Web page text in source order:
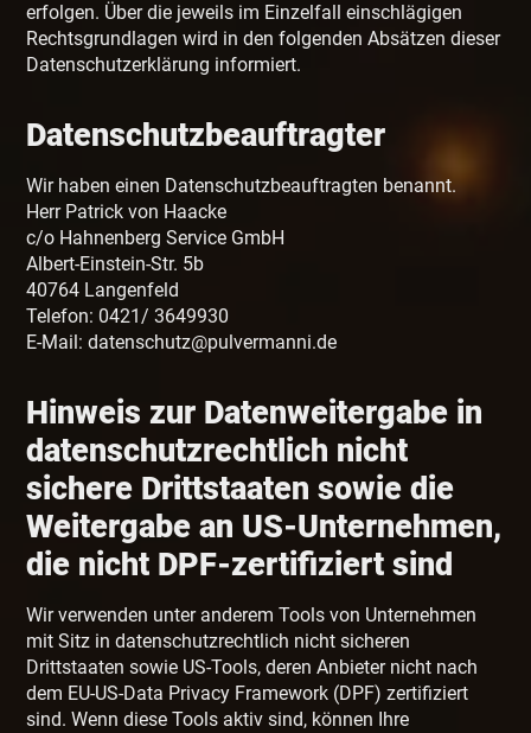
erfolgen. Über die jeweils im Einzelfall einschlägigen
Rechtsgrundlagen wird in den folgenden Absätzen dieser
Datenschutzerklärung informiert.
Datenschutz­beauftragter
Wir haben einen Datenschutzbeauftragten benannt.
Herr Patrick von Haacke
c/o Hahnenberg Service GmbH
Albert-Einstein-Str. 5b
40764 Langenfeld
Telefon: 0421/ 3649930
E-Mail: datenschutz@pulvermanni.de
Hinweis zur Datenweitergabe in
datenschutzrechtlich nicht
sichere Drittstaaten sowie die
Weitergabe an US-Unternehmen,
die nicht DPF-zertifiziert sind
Wir verwenden unter anderem Tools von Unternehmen
mit Sitz in datenschutzrechtlich nicht sicheren
Drittstaaten sowie US-Tools, deren Anbieter nicht nach
dem EU-US-Data Privacy Framework (DPF) zertifiziert
sind. Wenn diese Tools aktiv sind, können Ihre